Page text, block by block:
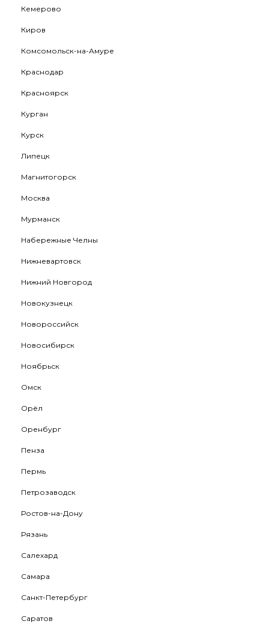
Кемерово
Киров
Комсомольск-на-Амуре
Краснодар
Красноярск
Курган
Курск
Липецк
Магнитогорск
Москва
Мурманск
Набережные Челны
Нижневартовск
Нижний Новгород
Новокузнецк
Новороссийск
Новосибирск
Ноябрьск
Омск
Орёл
Оренбург
Пенза
Пермь
Петрозаводск
Ростов-на-Дону
Рязань
Салехард
Самара
Санкт-Петербург
Саратов